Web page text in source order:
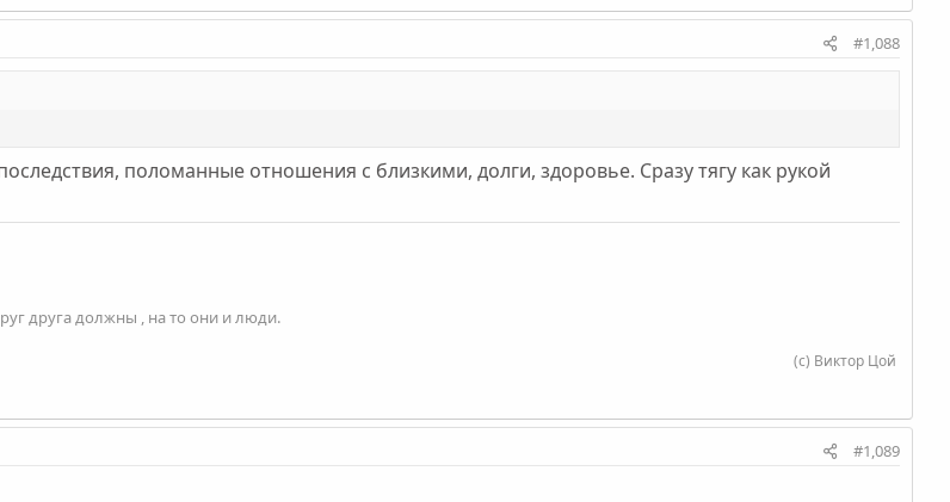
#1,088
поломанные отношения с близкими, долги, здоровье. Сразу тягу как рукой
друга должны , на то они и люди.
(с) Виктор Цой
#1,089